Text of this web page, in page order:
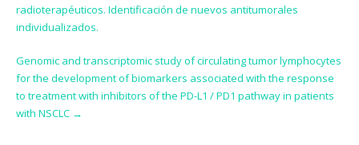
radioterapéuticos. Identificación de nuevos antitumorales
individualizados.
Genomic and transcriptomic study of circulating tumor lymphocytes
for the development of biomarkers associated with the response
to treatment with inhibitors of the PD-L1 / PD1 pathway in patients
with NSCLC →